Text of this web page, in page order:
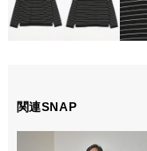
関連SNAP